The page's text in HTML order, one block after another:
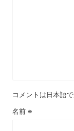
コメントは日本語
名前 ※